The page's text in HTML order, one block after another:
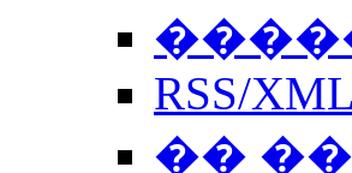
RSS/
��